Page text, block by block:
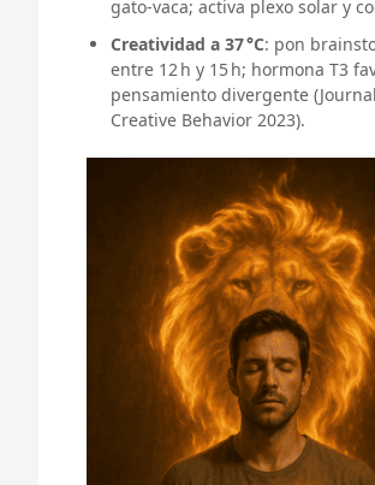
gato‑vaca; activa plexo solar y
Creatividad a 37 °C: pon
entre 12 h y 15 h; hormona T3
pensamiento divergente
Creative Behavior 2023).